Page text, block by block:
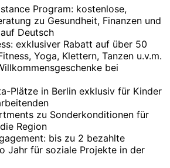
Program: kostenlose,
zu Gesundheit, Finanzen und
Deutsch
exklusiver Rabatt auf über 50
Yoga, Klettern, Tanzen u.v.m.
bei
Plätze in Berlin exklusiv für Kinder
zu Sonderkonditionen für
Region
bis zu 2 bezahlte
Jahr für soziale Projekte in der